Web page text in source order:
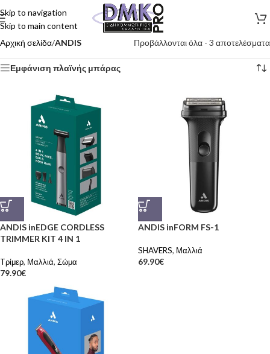
Skip to navigation
Skip to main content
Αρχική σελίδα/ANDIS Προβάλλονται όλα - 3 αποτελέσματα
Εμφάνιση πλαϊνής μπάρας
ANDIS inEDGE CORDLESS
TRIMMER KIT 4 IN 1
Tρίμερ, Μαλλιά, Σώμα
79.90€
ANDIS inFORM FS-1
SHAVERS, Μαλλιά
69.90€